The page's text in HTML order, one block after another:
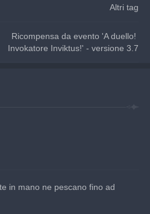
Altri tag
Ricompensa da evento 'A duello!
Invokatore Inviktus!' - versione 3.7
in mano ne pescano fino ad